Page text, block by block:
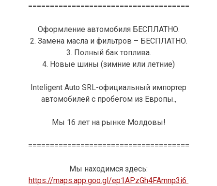
=====================================
Оформление автомобиля БЕСПЛАТНО.
2. Замена масла и фильтров – БЕСПЛАТНО.
3. Полный бак топлива.
4. Новые шины (зимние или летние)
Inteligent Auto SRL-официальный импортер
автомобилей с пробегом из Европы.,
Мы 16 лет на рынке Молдовы!
=====================================
Мы находимся здесь:
https://maps.app.goo.gl/ep1APzGh4FAmnp3i6